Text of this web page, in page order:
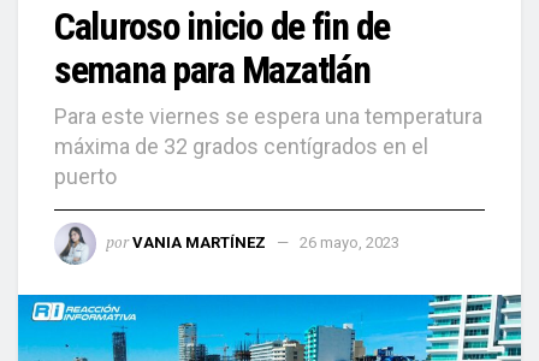
Caluroso inicio de fin de
semana para Mazatlán
Para este viernes se espera una temperatura
máxima de 32 grados centígrados en el
puerto
por VANIA MARTÍNEZ 26 mayo, 2023